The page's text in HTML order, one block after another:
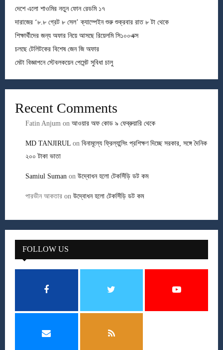
দেশে এলো শাওমির নতুন ফোন রেডমি ১৭
দারাজের ‘৮.৮ গ্রেট ৮ সেল’ ক্যাম্পেইন শুরু শুক্রবার রাত ৮ টা থেকে
শিক্ষার্থীদের জন্য অফার নিয়ে আসছে রিয়েলমি সি১০০এক্স
চলছে টেলিটকের বিশেষ জেন জি অফার
মেটা বিজ্ঞাপনে স্টেবলকয়েন পেমেন্ট সুবিধা চালু
Recent Comments
Fatin Anjum on আওয়ার অফ কোড ৯ ফেব্রুয়ারি থেকে
MD TANJIRUL on বিনামূল্যে ফ্রিল্যান্সিং প্রশিক্ষণ দিচ্ছে সরকার, সঙ্গে দৈনিক
২০০ টাকা ভাতা
Samiul Suman on উদ্বোধন হলো টেকসিঁড়ি ডট কম
পারভীন আকতার on উদ্বোধন হলো টেকসিঁড়ি ডট কম
FOLLOW US